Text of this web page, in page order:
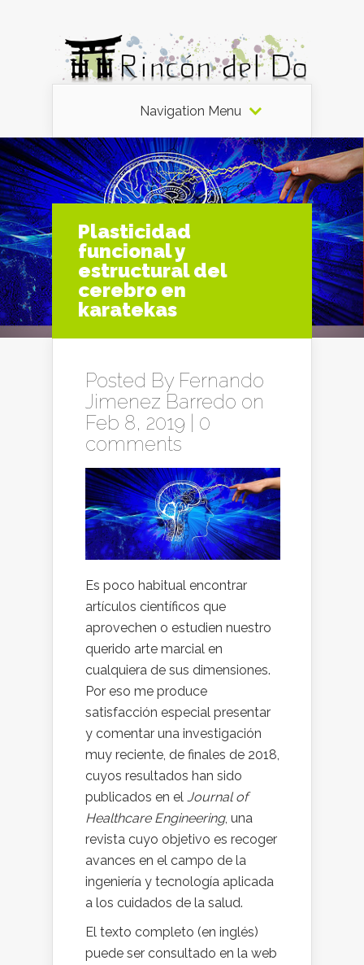
Navigation Menu
Plasticidad
funcional y
estructural del
cerebro en
karatekas
Posted By Fernando
Jimenez Barredo on
Feb 8, 2019 | 0
comments
Es poco habitual encontrar
artículos científicos que
aprovechen o estudien nuestro
querido arte marcial en
cualquiera de sus dimensiones.
Por eso me produce
satisfacción especial presentar
y comentar una investigación
muy reciente, de finales de 2018,
cuyos resultados han sido
publicados en el Journal of
Healthcare Engineering, una
revista cuyo objetivo es recoger
avances en el campo de la
ingeniería y tecnología aplicada
a los cuidados de la salud.
El texto completo (en inglés)
puede ser consultado en la web